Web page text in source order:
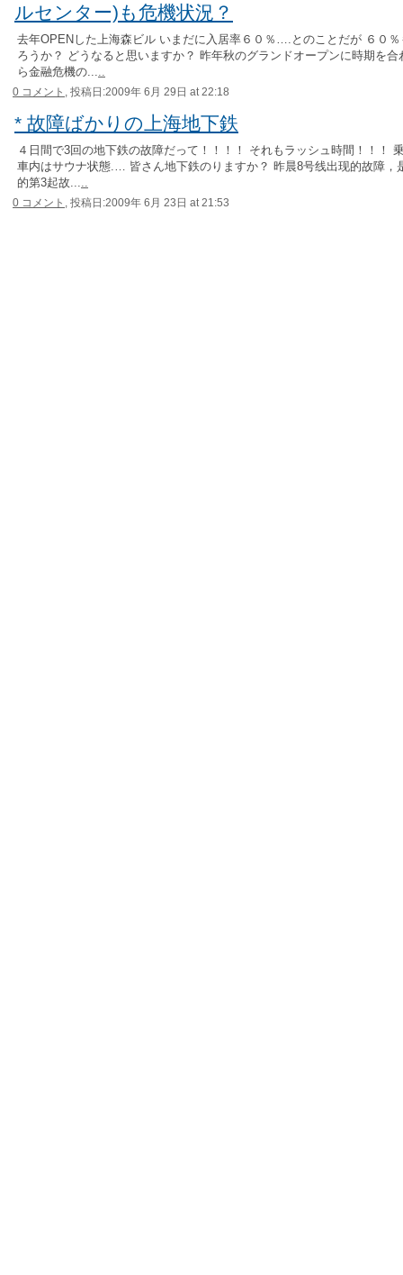
ルセンター)も危機状況？
去年OPENした上海森ビル いまだに入居率６０％….とのことだが ６０
ろうか？ どうなると思いますか？ 昨年秋のグランドオープンに時期を
ら金融危機の...
0 コメント, 投稿日:2009年 6月 29日 at 22:18
* 故障ばかりの上海地下鉄
４日間で3回の地下鉄の故障だって！！！！ それもラッシュ時間！！！
車内はサウナ状態.… 皆さん地下鉄のりますか？ 昨晨8号线出现的故障，
的第3起故...
0 コメント, 投稿日:2009年 6月 23日 at 21:53